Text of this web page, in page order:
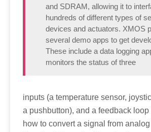
and SDRAM, allowing it to
hundreds of different types of
devices and actuators. XMOS
several demo apps to get
These include a data logging
monitors the status of three
inputs (a temperature sensor,
a pushbutton), and a feedback
how to convert a signal from